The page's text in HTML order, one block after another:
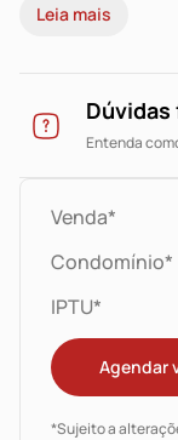
de alto padrão e
Excelente
Leia mais
Entenda
Venda*
Condomínio*
IPTU*
Agendar
*Sujeito a